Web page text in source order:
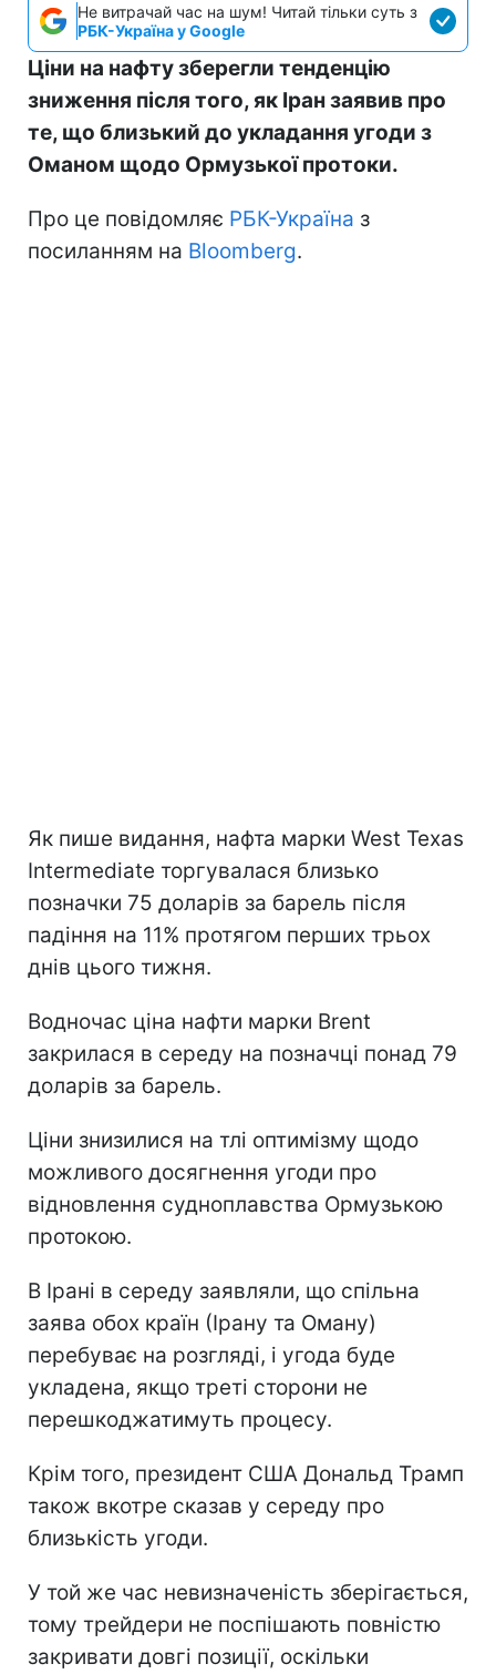
Не витрачай час на шум! Читай тільки суть з
РБК-Україна у Google
Ціни на нафту зберегли тенденцію
зниження після того, як Іран заявив про
те, що близький до укладання угоди з
Оманом щодо Ормузької протоки.
Про це повідомляє РБК-Україна з
посиланням на Bloomberg.
Як пише видання, нафта марки West Texas
Intermediate торгувалася близько
позначки 75 доларів за барель після
падіння на 11% протягом перших трьох
днів цього тижня.
Водночас ціна нафти марки Brent
закрилася в середу на позначці понад 79
доларів за барель.
Ціни знизилися на тлі оптимізму щодо
можливого досягнення угоди про
відновлення судноплавства Ормузькою
протокою.
В Ірані в середу заявляли, що спільна
заява обох країн (Ірану та Оману)
перебуває на розгляді, і угода буде
укладена, якщо треті сторони не
перешкоджатимуть процесу.
Крім того, президент США Дональд Трамп
також вкотре сказав у середу про
близькість угоди.
У той же час невизначеність зберігається,
тому трейдери не поспішають повністю
закривати довгі позиції, оскільки